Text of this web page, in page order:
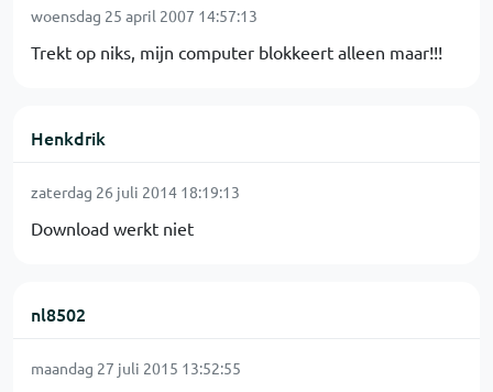
woensdag 25 april 2007 14:57:13
Trekt op niks, mijn computer blokkeert alleen maar!!!
Henkdrik
zaterdag 26 juli 2014 18:19:13
Download werkt niet
nl8502
maandag 27 juli 2015 13:52:55